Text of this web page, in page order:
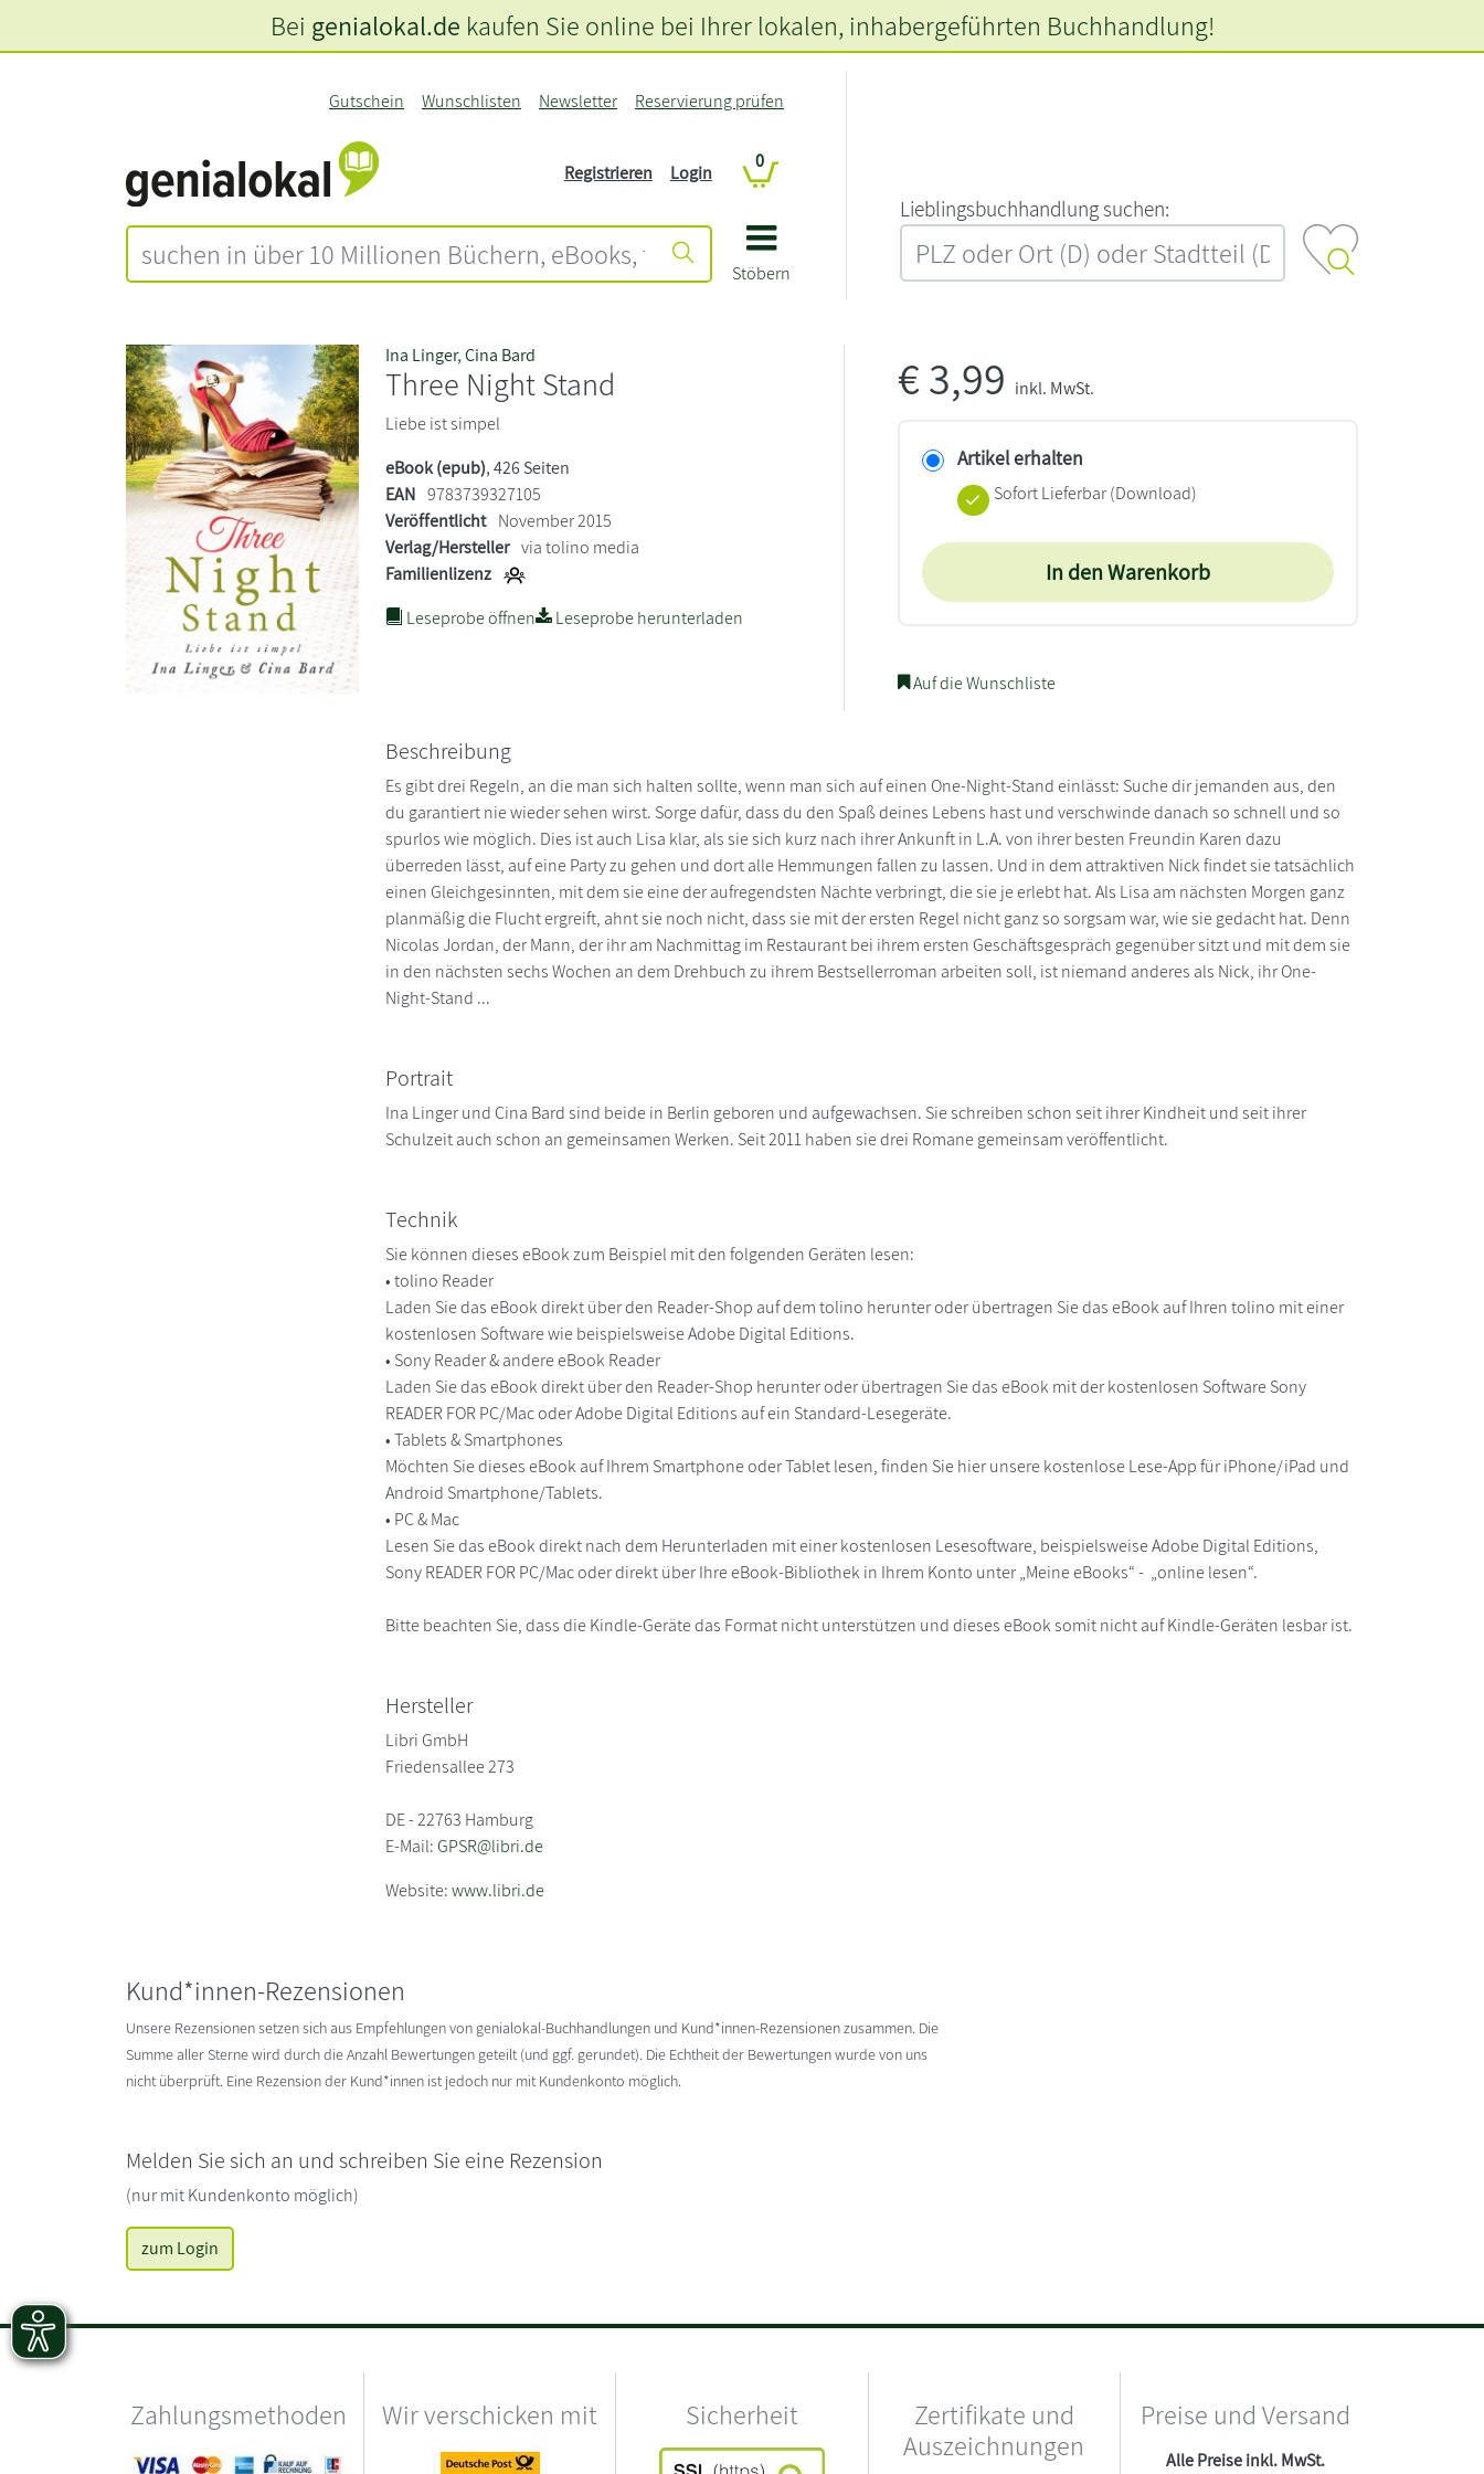
Stöbern
Gutschein Wunschlisten Newsletter Reservierung prüfen
Registrieren Login
0
L‍i‍e‍b‍l‍i‍n‍g‍s‍b‍u‍c‍h‍h‍a‍n‍d‍l‍u‍n‍g‍ ‍s‍u‍c‍h‍e‍n‍:‍
Bei genialokal.de kaufen Sie online bei Ihrer lokalen, inhabergeführten Buchhandlung!
Ina Linger,Cina Bard
Three Night Stand
Liebe ist simpel
eBook (epub), 426 Seiten
EAN 9783739327105
Veröffentlicht November 2015
Verlag/Hersteller via tolino media
Familienlizenz
Leseprobe öffnen
Leseprobe herunterladen
€3,99 inkl. MwSt.
Artikel erhalten
Sofort Lieferbar (Download)
In den Warenkorb
Auf die Wunschliste
Beschreibung
Es gibt drei Regeln, an die man sich halten sollte, wenn man sich auf einen One-Night-Stand einlässt: Suche dir jemanden aus, den
du garantiert nie wieder sehen wirst. Sorge dafür, dass du den Spaß deines Lebens hast und verschwinde danach so schnell und so
spurlos wie möglich. Dies ist auch Lisa klar, als sie sich kurz nach ihrer Ankunft in L.A. von ihrer besten Freundin Karen dazu
überreden lässt, auf eine Party zu gehen und dort alle Hemmungen fallen zu lassen. Und in dem attraktiven Nick findet sie tatsächlich
einen Gleichgesinnten, mit dem sie eine der aufregendsten Nächte verbringt, die sie je erlebt hat. Als Lisa am nächsten Morgen ganz
planmäßig die Flucht ergreift, ahnt sie noch nicht, dass sie mit der ersten Regel nicht ganz so sorgsam war, wie sie gedacht hat. Denn
Nicolas Jordan, der Mann, der ihr am Nachmittag im Restaurant bei ihrem ersten Geschäftsgespräch gegenüber sitzt und mit dem sie
in den nächsten sechs Wochen an dem Drehbuch zu ihrem Bestsellerroman arbeiten soll, ist niemand anderes als Nick, ihr One-
Night-Stand ...
Portrait
Ina Linger und Cina Bard sind beide in Berlin geboren und aufgewachsen. Sie schreiben schon seit ihrer Kindheit und seit ihrer
Schulzeit auch schon an gemeinsamen Werken. Seit 2011 haben sie drei Romane gemeinsam veröffentlicht.
Technik
Sie können dieses eBook zum Beispiel mit den folgenden Geräten lesen:
• tolino Reader
Laden Sie das eBook direkt über den Reader-Shop auf dem tolino herunter oder übertragen Sie das eBook auf Ihren tolino mit einer
kostenlosen Software wie beispielsweise Adobe Digital Editions.
• Sony Reader & andere eBook Reader
Laden Sie das eBook direkt über den Reader-Shop herunter oder übertragen Sie das eBook mit der kostenlosen Software Sony
READER FOR PC/Mac oder Adobe Digital Editions auf ein Standard-Lesegeräte.
• Tablets & Smartphones
Möchten Sie dieses eBook auf Ihrem Smartphone oder Tablet lesen, finden Sie hier unsere kostenlose Lese-App für iPhone/iPad und
Android Smartphone/Tablets.
• PC & Mac
Lesen Sie das eBook direkt nach dem Herunterladen mit einer kostenlosen Lesesoftware, beispielsweise Adobe Digital Editions,
Sony READER FOR PC/Mac oder direkt über Ihre eBook-Bibliothek in Ihrem Konto unter „Meine eBooks“ - „online lesen“.
Bitte beachten Sie, dass die Kindle-Geräte das Format nicht unterstützen und dieses eBook somit nicht auf Kindle-Geräten lesbar ist.
Hersteller
Libri GmbH
Friedensallee 273
DE - 22763 Hamburg
E-Mail:GPSR@libri.de
Website:www.libri.de
Kund*innen-Rezensionen
Unsere Rezensionen setzen sich aus Empfehlungen von genialokal-Buchhandlungen und Kund*innen-Rezensionen zusammen. Die
Summe aller Sterne wird durch die Anzahl Bewertungen geteilt (und ggf. gerundet). Die Echtheit der Bewertungen wurde von uns
nicht überprüft. Eine Rezension der Kund*innen ist jedoch nur mit Kundenkonto möglich.
Melden Sie sich an und schreiben Sie eine Rezension
(nur mit Kundenkonto möglich)
zum Login
Zahlungsmethoden Wir verschicken mit Sicherheit
Zertifikate und
Auszeichnungen
Preise und Versand
Alle Preise inkl. MwSt.